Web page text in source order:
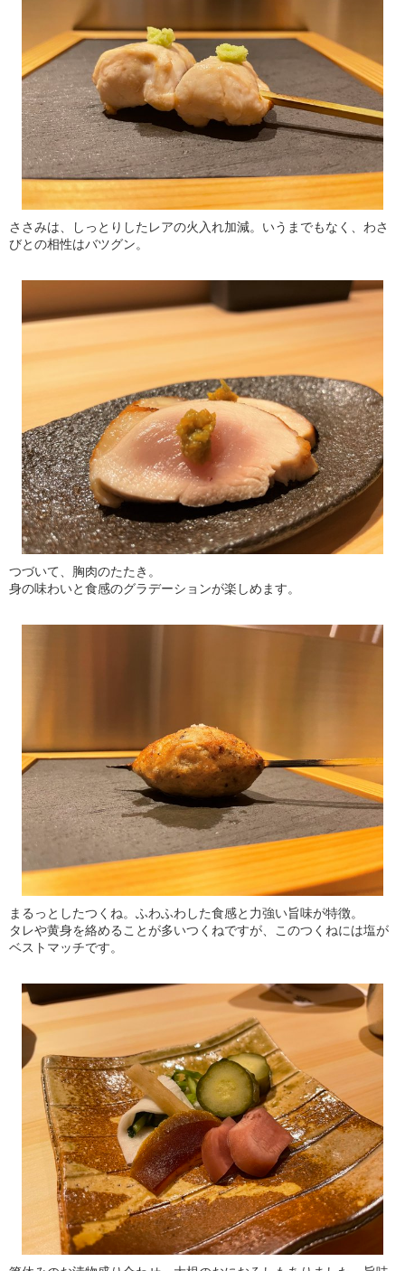
ささみは、しっとりしたレアの火入れ加減。いうまでもなく、わさ
びとの相性はバツグン。
つづいて、胸肉のたたき。
身の味わいと食感のグラデーションが楽しめます。
まるっとしたつくね。ふわふわした食感と力強い旨味が特徴。
タレや黄身を絡めることが多いつくねですが、このつくねには塩が
ベストマッチです。